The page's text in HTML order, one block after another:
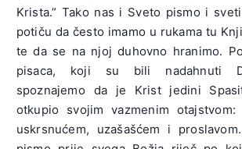
Krista.” Tako nas i Sveto pismo i
potiču da često imamo u rukama tu
te da se na njoj duhovno hranimo.
pisaca, koji su bili nadahnuti
spoznajemo da je Krist jedini
otkupio svojim vazmenim otajstvom:
uskrsnućem, uzašašćem i